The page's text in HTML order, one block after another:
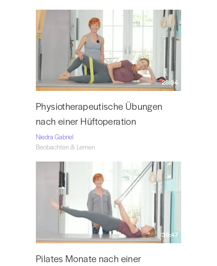
28:34
Physiotherapeutische Übungen
nach einer Hüftoperation
Niedra Gabriel
Beobachten & Lernen
39:47
Pilates Monate nach einer